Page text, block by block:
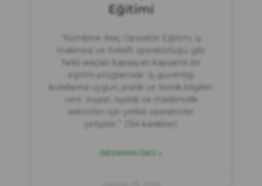
Eğitimi
“Kombine Araç Operatör Eğitimi, iş
makinesi ve forklift operatörlüğü gibi
farklı araçları kapsayan kapsamlı bir
eğitim programıdır. İş güvenliği
kurallarına uygun, pratik ve teorik bilgileri
verir. İnşaat, lojistik ve madencilik
sektörleri için yetkili operatörler
yetiştirir.” (154 karakter)
DEVAMINI OKU »